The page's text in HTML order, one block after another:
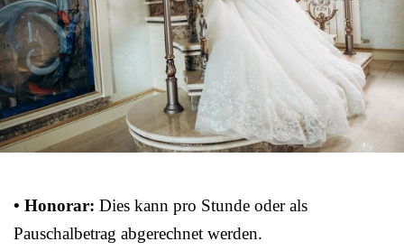
• Honorar: Dies kann pro Stunde oder als
Pauschalbetrag abgerechnet werden.